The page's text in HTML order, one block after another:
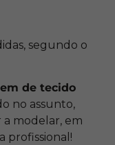
segundo o
de tecido
no assunto,
a modelar, em
profissional!